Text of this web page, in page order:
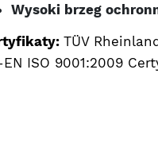
Wysoki brzeg
TÜV
EN ISO 9001:2009